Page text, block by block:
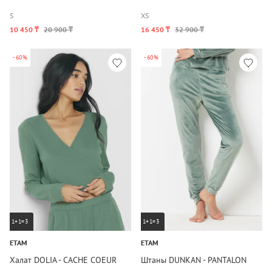
S
10 450 ₸ 20 900 ₸
XS
16 450 ₸ 32 900 ₸
-60%
1+1=3
ETAM
Халат DOLIA - CACHE COEUR
-60%
1+1=3
ETAM
Штаны DUNKAN - PANTALON